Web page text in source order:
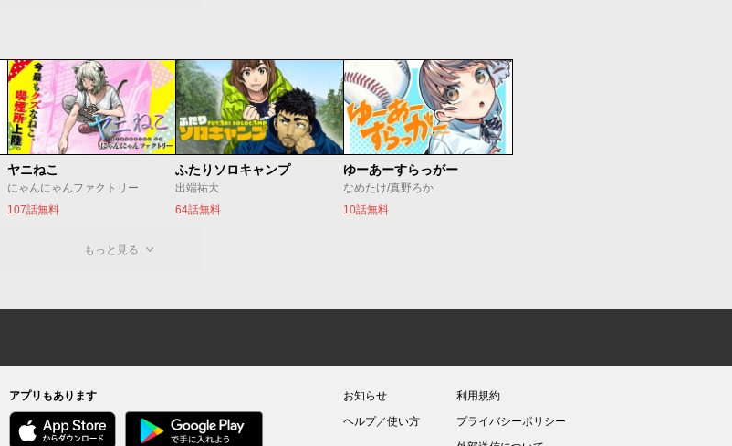
ヤニねこ
にゃんにゃんファクトリー
107話無料
ふたりソロキャンプ
出端祐大
64話無料
ゆーあーすらっがー
なめたけ/真野ろか
10話無料
もっと見る
アプリもあります
お知らせ
ヘルプ／使い方
利用規約
プライバシーポリシー